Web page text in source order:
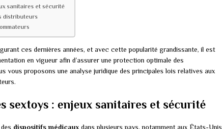
sanitaires et sécurité
distributeurs
ces dernières années, et avec cette popularité grandissante, il est
en vigueur afin d’assurer une protection optimale des
vous proposons une analyse juridique des principales lois relatives aux
sextoys : enjeux sanitaires et sécurité
dispositifs médicaux dans plusieurs pays, notamment aux États-Unis